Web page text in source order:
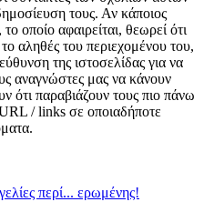
τους. Αν κάποιος
οποίο αφαιρείται, θεωρεί ότι
αληθές του περιεχομένου του,
της ιστοσελίδας για να
αναγνώστες μας να κάνουν
ότι παραβιάζουν τους πιο πάνω
/ links σε οποιαδήποτε
περί... ερωμένης!